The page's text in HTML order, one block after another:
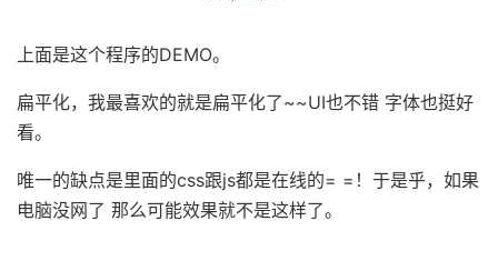
上面是这个程序的DEMO。
扁平化，我最喜欢的就是扁平化了~~UI也不错 字体也挺好
看。
唯一的缺点是里面的css跟js都是在线的= =！于是乎，如果
电脑没网了 那么可能效果就不是这样了。